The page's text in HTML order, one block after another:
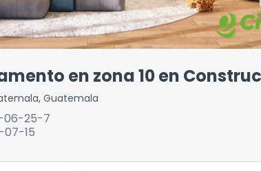
en zona 10 en
, Guatemala
06-25-7
07-15